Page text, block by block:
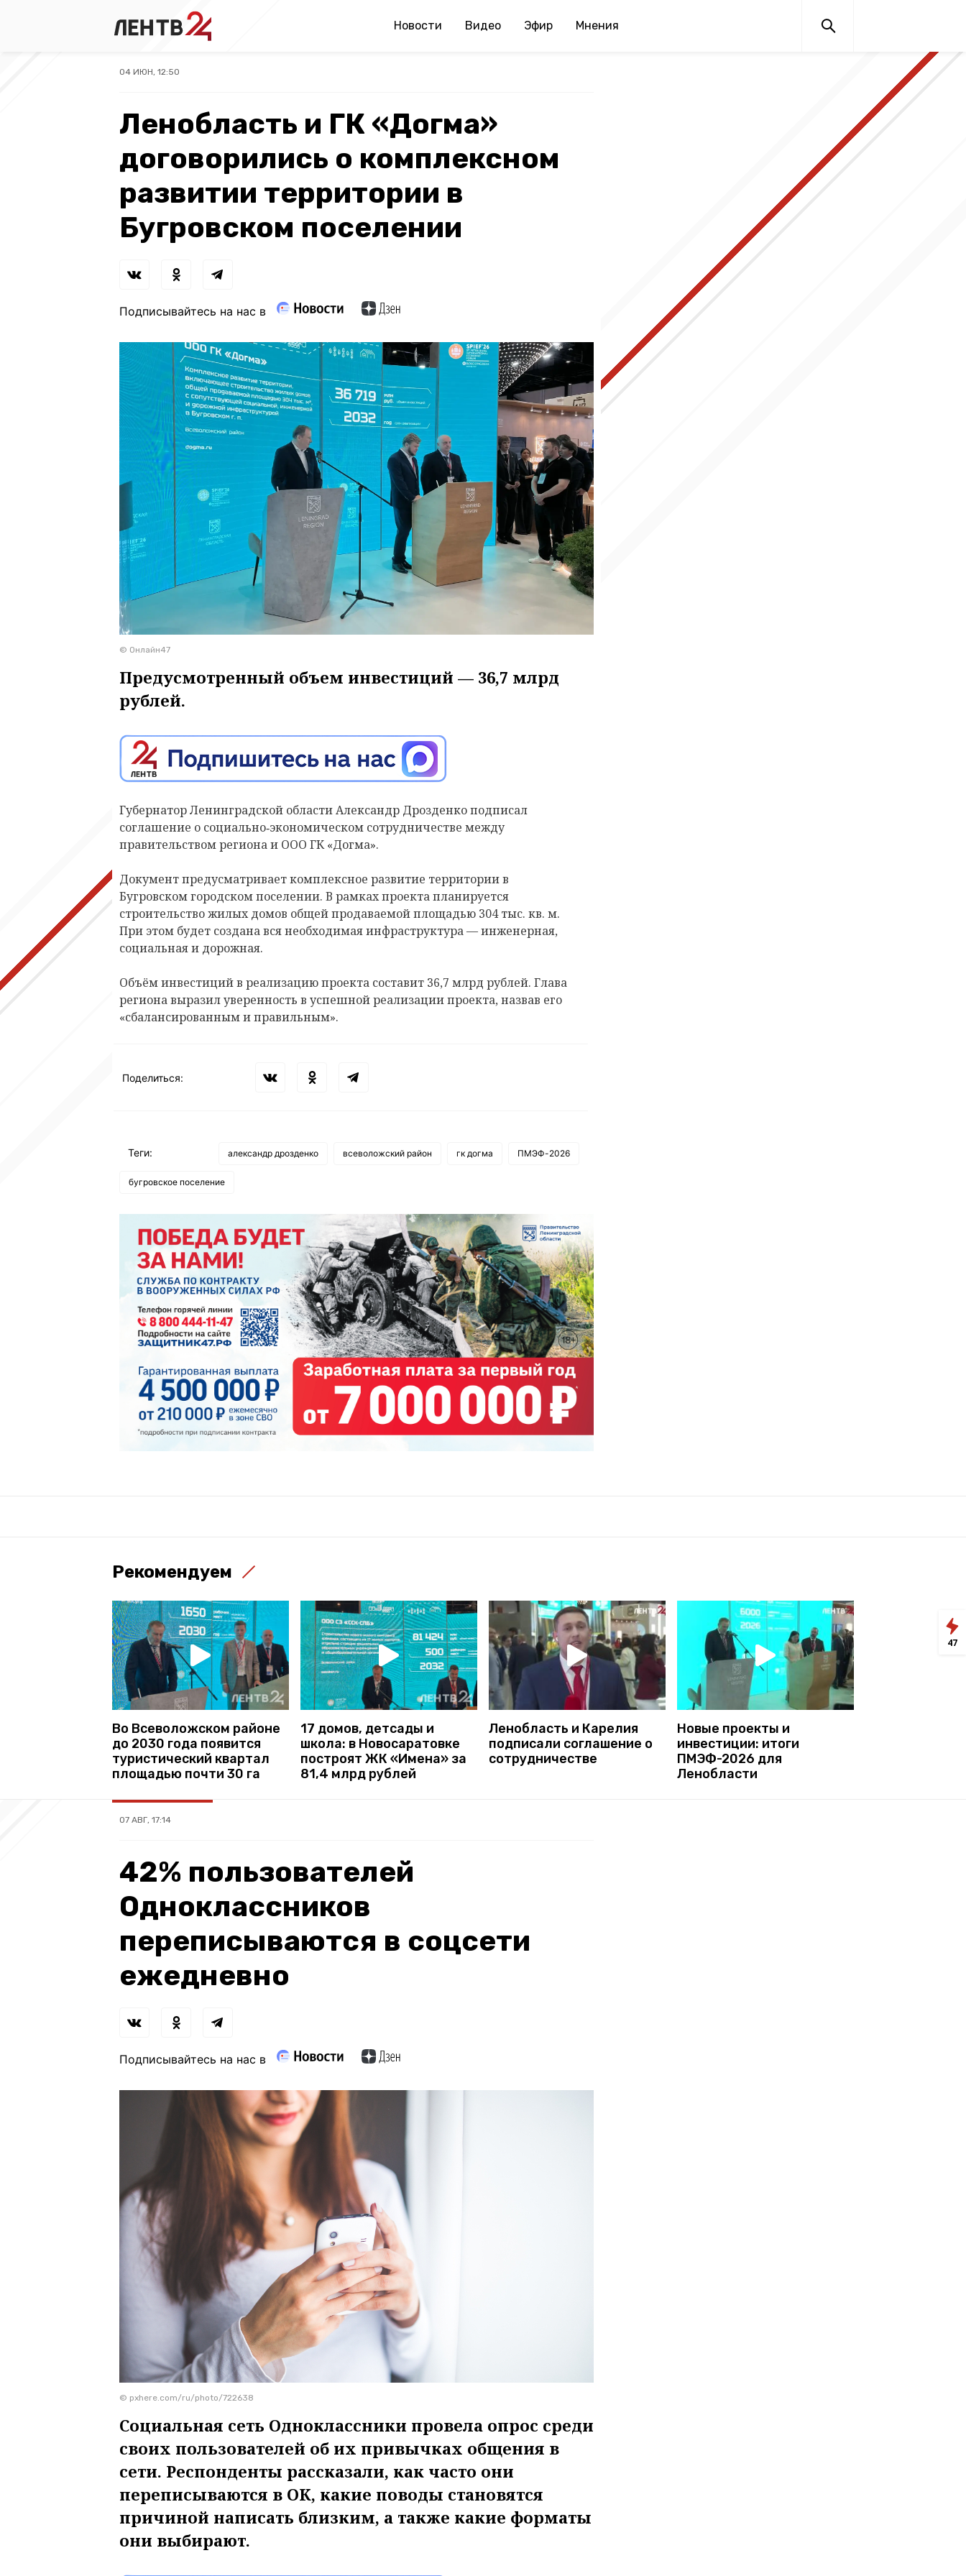
Новости Видео Эфир Мнения
04 ИЮН, 12:50
Ленобласть и ГК «Догма»
договорились о комплексном
развитии территории в
Бугровском поселении
Подписывайтесь на нас в
© Онлайн47
Предусмотренный объем инвестиций — 36,7 млрд
рублей.
Губернатор Ленинградской области Александр Дрозденко подписал
соглашение о социально‑экономическом сотрудничестве между
правительством региона и ООО ГК «Догма».
Документ предусматривает комплексное развитие территории в
Бугровском городском поселении. В рамках проекта планируется
строительство жилых домов общей продаваемой площадью 304 тыс. кв. м.
При этом будет создана вся необходимая инфраструктура — инженерная,
социальная и дорожная.
Объём инвестиций в реализацию проекта составит 36,7 млрд рублей. Глава
региона выразил уверенность в успешной реализации проекта, назвав его
«сбалансированным и правильным».
Поделиться:
Теги: александр дрозденко всеволожский район гк догма ПМЭФ-2026
бугровское поселение
Рекомендуем
Во Всеволожском районе
до 2030 года появится
туристический квартал
площадью почти 30 га
17 домов, детсады и
школа: в Новосаратовке
построят ЖК «Имена» за
81,4 млрд рублей
Ленобласть и Карелия
подписали соглашение о
сотрудничестве
Новые проекты и
инвестиции: итоги
ПМЭФ-2026 для
Ленобласти
07 АВГ, 17:14
42% пользователей
Одноклассников
переписываются в соцсети
ежедневно
Подписывайтесь на нас в
© pxhere.com/ru/photo/722638
Социальная сеть Одноклассники провела опрос среди
своих пользователей об их привычках общения в
сети. Респонденты рассказали, как часто они
переписываются в ОК, какие поводы становятся
причиной написать близким, а также какие форматы
они выбирают.
47